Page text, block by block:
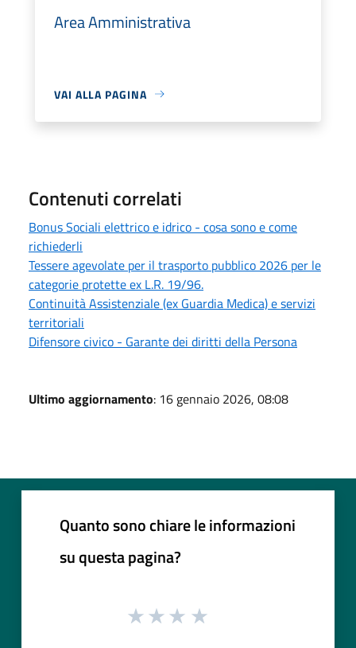
Area Amministrativa
VAI ALLA PAGINA
Contenuti correlati
Bonus Sociali elettrico e idrico - cosa sono e come
richiederli
Tessere agevolate per il trasporto pubblico 2026 per le
categorie protette ex L.R. 19/96.
Continuità Assistenziale (ex Guardia Medica) e servizi
territoriali
Difensore civico - Garante dei diritti della Persona
Ultimo aggiornamento: 16 gennaio 2026, 08:08
Quanto sono chiare le informazioni
su questa pagina?